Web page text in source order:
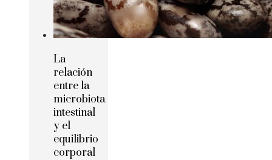
La
relación
entre la
microbiota
intestinal
y el
equilibrio
corporal